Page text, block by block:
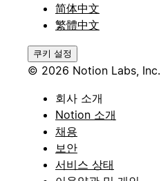
简体中文
繁體中文
쿠키 설정
© 2026 Notion Labs, Inc.
회사 소개
Notion 소개
채용
보안
서비스 상태